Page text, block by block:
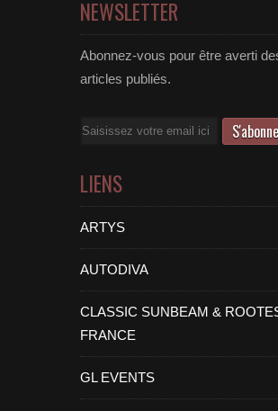
NEWSLETTER
Abonnez-vous pour être averti
articles publiés.
Email
LIENS
ARTYS
AUTODIVA
CLASSIC SUNBEAM &
FRANCE
GL EVENTS